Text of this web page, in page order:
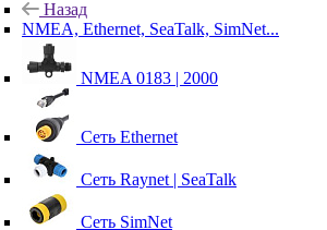
Назад
NMEA, Ethernet, SeaTalk, SimNet...
NMEA 0183 | 2000
Сеть Ethernet
Сеть Raynet | SeaTalk
Сеть SimNet